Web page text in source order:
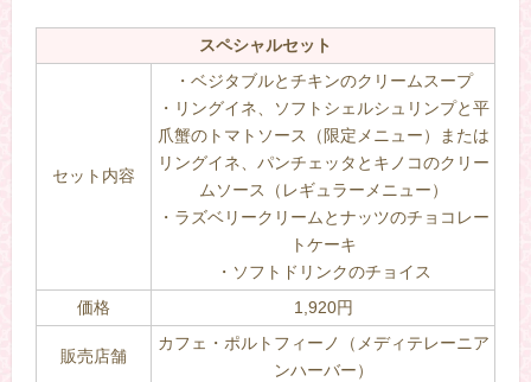
スペシャルセット
セット内容
・ベジタブルとチキンのクリームスープ
・リングイネ、ソフトシェルシュリンプと平
爪蟹のトマトソース（限定メニュー）または
リングイネ、パンチェッタとキノコのクリー
ムソース（レギュラーメニュー）
・ラズベリークリームとナッツのチョコレー
トケーキ
・ソフトドリンクのチョイス
価格
1,920円
販売店舗
カフェ・ポルトフィーノ（メディテレーニア
ンハーバー）